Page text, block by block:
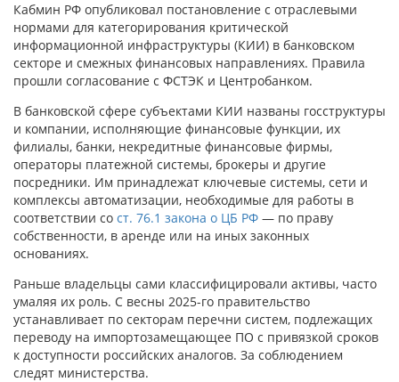
Кабмин РФ опубликовал постановление с отраслевыми
нормами для категорирования критической
информационной инфраструктуры (КИИ) в банковском
секторе и смежных финансовых направлениях. Правила
прошли согласование с ФСТЭК и Центробанком.
В банковской сфере субъектами КИИ названы госструктуры
и компании, исполняющие финансовые функции, их
филиалы, банки, некредитные финансовые фирмы,
операторы платежной системы, брокеры и другие
посредники. Им принадлежат ключевые системы, сети и
комплексы автоматизации, необходимые для работы в
соответствии со ст. 76.1 закона о ЦБ РФ — по праву
собственности, в аренде или на иных законных
основаниях.
Раньше владельцы сами классифицировали активы, часто
умаляя их роль. С весны 2025-го правительство
устанавливает по секторам перечни систем, подлежащих
переводу на импортозамещающее ПО с привязкой сроков
к доступности российских аналогов. За соблюдением
следят министерства.